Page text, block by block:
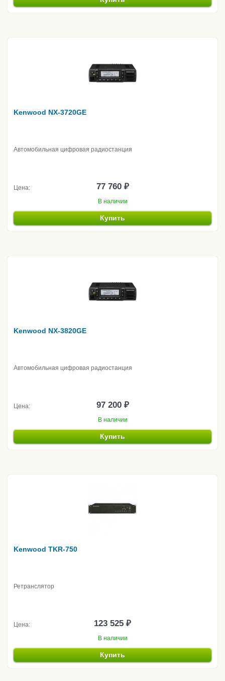
Kenwood NX-3720GE
Автомобильная цифровая радиостанция
Цена: 77 760 ₽
В наличии
Купить
Kenwood NX-3820GE
Автомобильная цифровая радиостанция
Цена: 97 200 ₽
В наличии
Купить
Kenwood TKR-750
Ретранслятор
Цена: 123 525 ₽
В наличии
Купить